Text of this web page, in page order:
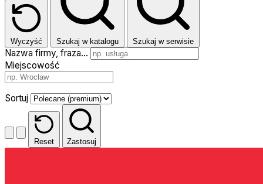
Wyczyść Szukaj w katalogu Szukaj w serwisie
Nazwa firmy, fraza…
Miejscowość
Sortuj
Reset Zastosuj